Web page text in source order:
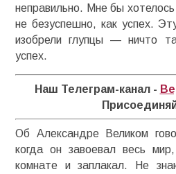
неправильно. Мне бы
не безуспешно, как успех.
изобрели глупцы — ничто
успех.
Наш Телеграм-канал -
Об Александре Великом
когда он завоевал весь
комнате и заплакал. Не